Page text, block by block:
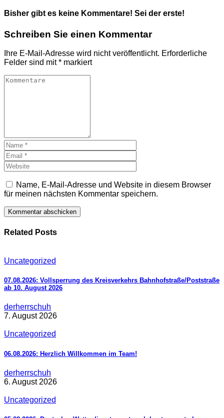
Bisher gibt es keine Kommentare! Sei der erste!
Schreiben Sie einen Kommentar
Ihre E-Mail-Adresse wird nicht veröffentlicht. Erforderliche
Felder sind mit* markiert
Name, E-Mail-Adresse und Website in diesem Browser
für meinen nächsten Kommentar speichern.
Related Posts
Uncategorized
07.08.2026: Vollsperrung des Kreisverkehrs Bahnhofstraße/Poststraße
ab 10. August 2026
derherrschuh
7. August 2026
Uncategorized
06.08.2026: Herzlich Willkommen im Team!
derherrschuh
6. August 2026
Uncategorized